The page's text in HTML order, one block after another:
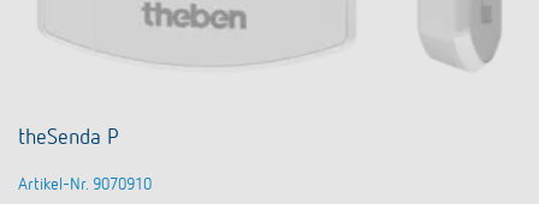
theSenda P
Artikel-Nr. 9070910